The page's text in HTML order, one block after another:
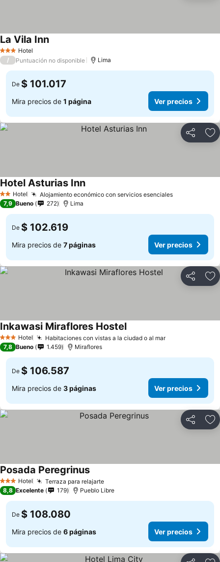
3 Estrellas
Hotel
La Vila InnVer precios
/ Puntuación no disponible Lima
De $ 101.017
Mira precios de 1 página Ver precios
Compartir
2 Estrellas
Hotel Alojamiento económico con servicios esencialesVer precios
Hotel Asturias InnVer precios
7,9 Bueno 272 Lima
De $ 102.619
Mira precios de 7 páginas Ver precios
Compartir
3 Estrellas
Hotel Habitaciones con vistas a la ciudad o al marVer precios
Inkawasi Miraflores HostelVer precios
7,8 Bueno 1.459 Miraflores
De $ 106.587
Mira precios de 3 páginas Ver precios
Compartir
3 Estrellas
Hotel Terraza para relajarteVer precios
Posada PeregrinusVer precios
8,8 Excelente 179 Pueblo Libre
De $ 108.080
Mira precios de 6 páginas Ver precios